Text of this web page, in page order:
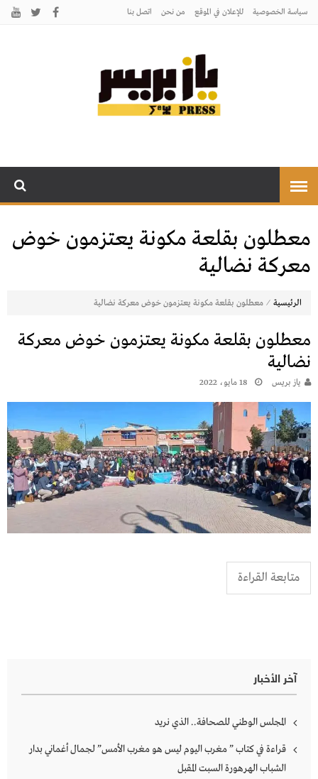
سياسة الخصوصية للإعلان في الموقع من نحن اتصل بنـا
معطلون بقلعة مكونة يعتزمون خوض
معركة نضالية
الرئيسية ⁄ معطلون بقلعة مكونة يعتزمون خوض معركة نضالية
معطلون بقلعة مكونة يعتزمون خوض معركة
نضالية
يـاز بريـس 18 مايو، 2022
متابعة القراءة
آخر الأخبار
المجلس الوطني للصحافة.. الذي نريد
قراءة في كتاب ” مغرب اليوم ليس هو مغرب الأمس” لجمال أغماني بدار
الشباب الهرهورة السبت المقبل